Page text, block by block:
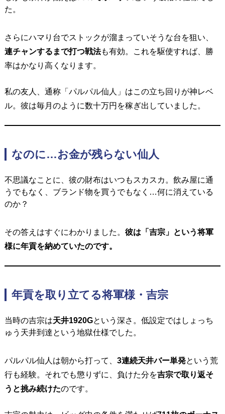
た。
さらにハマり台でストックが溜まっていそうな台を狙い、
連チャンするまで打つ戦法も有効。
これを駆使すれば、勝
率はかなり高くなります。
私の友人、通称「パルパル仙人」はこの立ち回りが神レベ
ル。 彼は毎月のように数十万円を稼ぎ出していました。
なのに…お金が残らない仙人
不思議なことに、彼の財布はいつもスカスカ。 飲み屋に通
うでもなく、ブランド物を買うでもなく…何に消えている
のか？
その答えはすぐにわかりました。 彼は「吉宗」という将軍
様に年貢を納めていたのです。
年貢を取り立てる将軍様・吉宗
当時の吉宗は天井1920Gという深さ。 低設定ではしょっち
ゅう天井到達という地獄仕様でした。
パルパル仙人は朝から打って、 3連続天井バー単発という荒
行も経験。 それでも懲りずに、負けた分を吉宗で取り返そ
うと挑み続けたのです。